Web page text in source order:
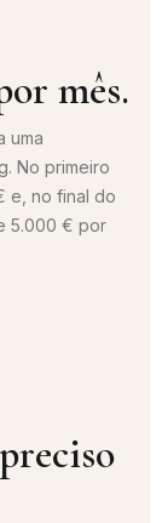
mês.
uma
No primeiro
e, no final do
5.000 € por